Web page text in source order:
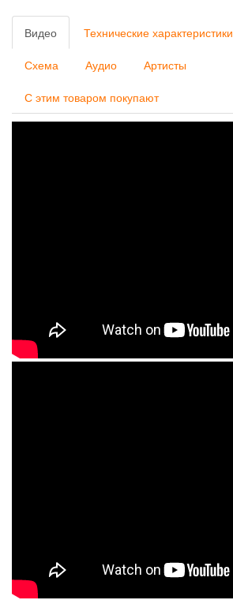
Видео Технические характеристики
Схема Аудио Артисты
С этим товаром покупают